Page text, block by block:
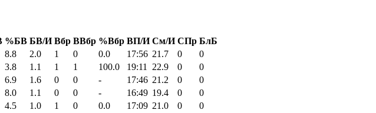
%БВ БВ/И Вбр ВВбр %Вбр ВП/И См/И СПр БлБ
8.8 2.0 1 0 0.0 17:56 21.7 0
0
3.8 1.1 1 1 100.0 19:11 22.9 0
0
6.9 1.6 0 0 - 17:46 21.2 0
0
8.0 1.1 0 0 - 16:49 19.4 0
0
4.5 1.0 1 0 0.0 17:09 21.0 0
0